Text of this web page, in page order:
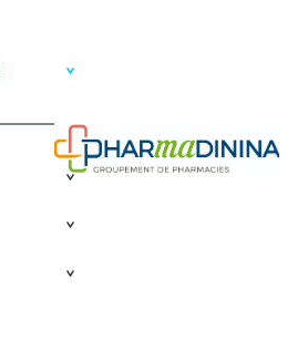
Etendre
Etendre
Etendre
Etendre